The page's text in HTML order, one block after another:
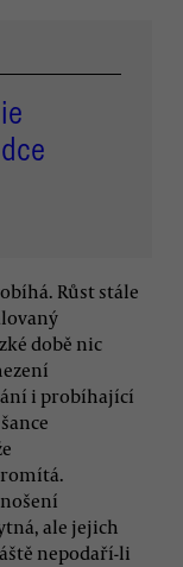
Růst stále
době nic
i probíhající
ale jejich
nepodaří-li